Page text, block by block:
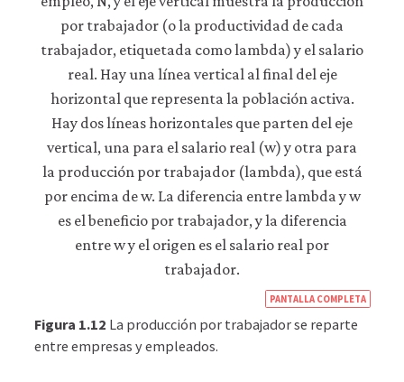
PANTALLA COMPLETA
Figura 1.12 La producción por trabajador se reparte
entre empresas y empleados.